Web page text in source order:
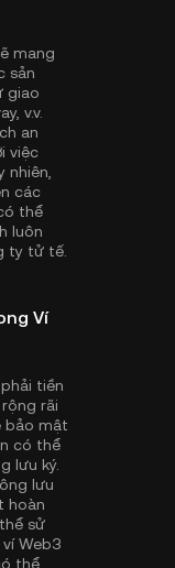
mang
sản
giao
v.v.
an
việc
nhiên,
các
thể
luôn
ty tử tế.
Ví
tiền
rãi
bảo mật
có thể
lưu ký.
lưu
hoàn
sử
Web3
thể